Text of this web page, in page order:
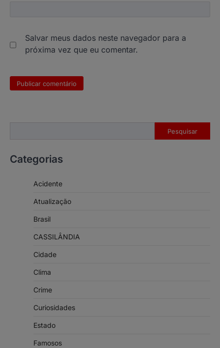
Salvar meus dados neste navegador para a
próxima vez que eu comentar.
Pesquisar
Categorias
Acidente
Atualização
Brasil
CASSILÂNDIA
Cidade
Clima
Crime
Curiosidades
Estado
Famosos